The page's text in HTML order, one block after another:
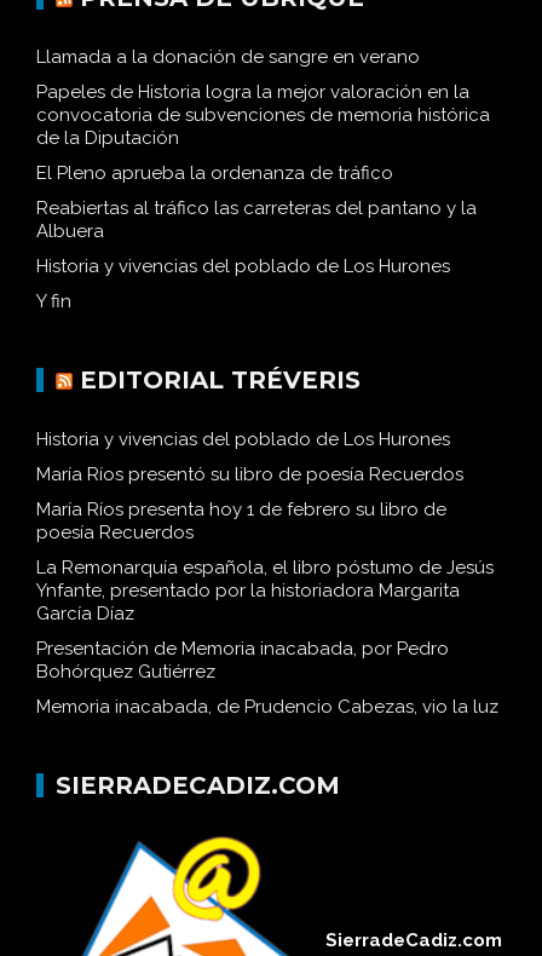
Llamada a la donación de sangre en verano
Papeles de Historia logra la mejor valoración en la
convocatoria de subvenciones de memoria histórica
de la Diputación
El Pleno aprueba la ordenanza de tráfico
Reabiertas al tráfico las carreteras del pantano y la
Albuera
Historia y vivencias del poblado de Los Hurones
Y fin
EDITORIAL TRÉVERIS
Historia y vivencias del poblado de Los Hurones
María Ríos presentó su libro de poesía Recuerdos
María Ríos presenta hoy 1 de febrero su libro de
poesía Recuerdos
La Remonarquía española, el libro póstumo de Jesús
Ynfante, presentado por la historiadora Margarita
García Díaz
Presentación de Memoria inacabada, por Pedro
Bohórquez Gutiérrez
Memoria inacabada, de Prudencio Cabezas, vio la luz
SIERRADECADIZ.COM
SierradeCadiz.com